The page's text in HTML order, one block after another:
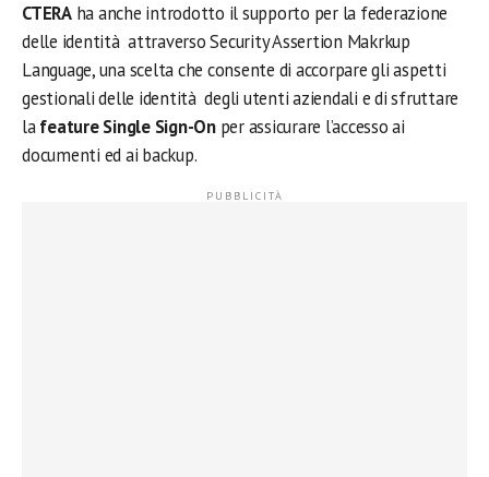
CTERAha anche introdotto il supporto per la federazione
delle identità attraverso Security Assertion Makrkup
Language, una scelta che consente di accorpare gli aspetti
gestionali delle identità degli utenti aziendali e di sfruttare
lafeature Single Sign-Onper assicurare l’accesso ai
documenti ed ai backup.